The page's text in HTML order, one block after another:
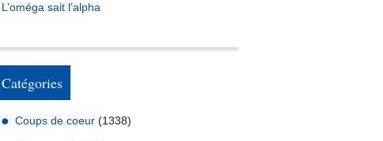
la stratégie de Donald Trump en Ukraine ? * FRANCE 24
L’oméga sait l’alpha
Catégories
Coups de coeur (1338)